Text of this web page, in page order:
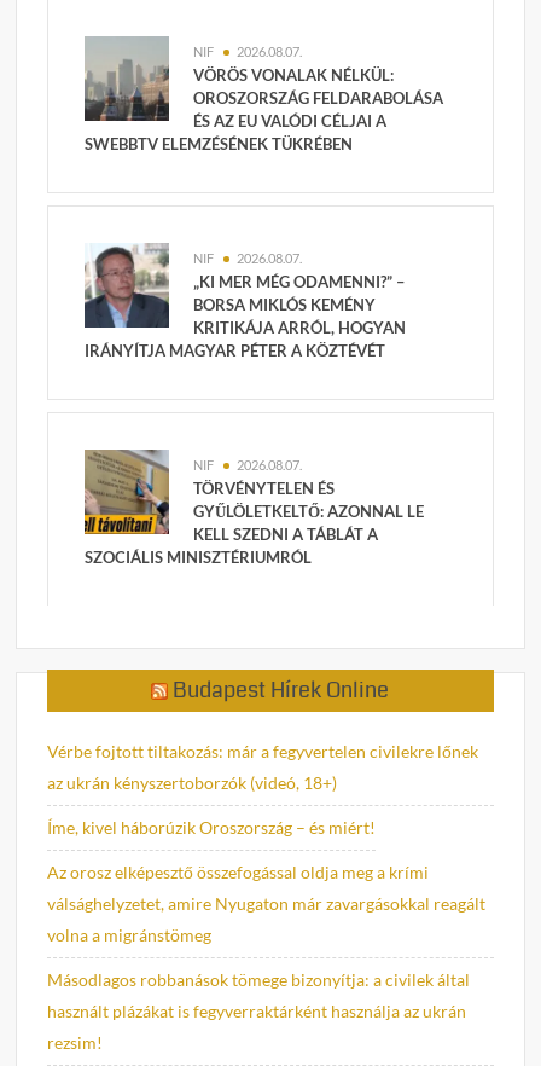
NIF 2026.08.07.
VÖRÖS VONALAK NÉLKÜL:
OROSZORSZÁG FELDARABOLÁSA
ÉS AZ EU VALÓDI CÉLJAI A
SWEBBTV ELEMZÉSÉNEK TÜKRÉBEN
NIF 2026.08.07.
„KI MER MÉG ODAMENNI?” –
BORSA MIKLÓS KEMÉNY
KRITIKÁJA ARRÓL, HOGYAN
IRÁNYÍTJA MAGYAR PÉTER A KÖZTÉVÉT
NIF 2026.08.07.
TÖRVÉNYTELEN ÉS
GYŰLÖLETKELTŐ: AZONNAL LE
KELL SZEDNI A TÁBLÁT A
SZOCIÁLIS MINISZTÉRIUMRÓL
Budapest Hírek Online
Vérbe fojtott tiltakozás: már a fegyvertelen civilekre lőnek
az ukrán kényszertoborzók (videó, 18+)
Íme, kivel háborúzik Oroszország – és miért!
Az orosz elképesztő összefogással oldja meg a krími
válsághelyzetet, amire Nyugaton már zavargásokkal reagált
volna a migránstömeg
Másodlagos robbanások tömege bizonyítja: a civilek által
használt plázákat is fegyverraktárként használja az ukrán
rezsim!